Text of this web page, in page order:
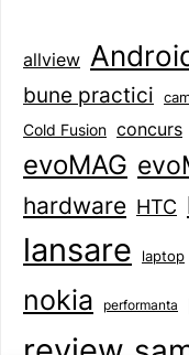
allview
bune practici
Cold Fusion concurs
evoMAG
hardware HTC
lansare laptop
nokia performanta